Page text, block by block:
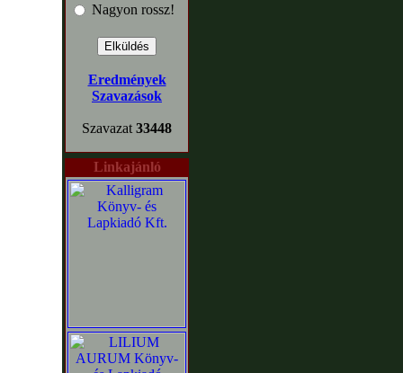
Nagyon rossz!
Eredmények
Szavazások
Szavazat 33448
Linkajánló